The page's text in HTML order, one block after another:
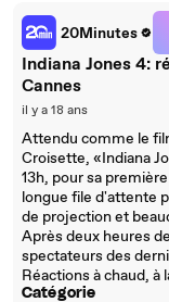
20Minutes
Indiana Jones 4:
Cannes
il y a 18 ans
Attendu comme le
Croisette, «Indiana
13h, pour sa
longue file d'attente
de projection et
Après deux heures
spectateurs des
Réactions à chaud, à
Catégorie